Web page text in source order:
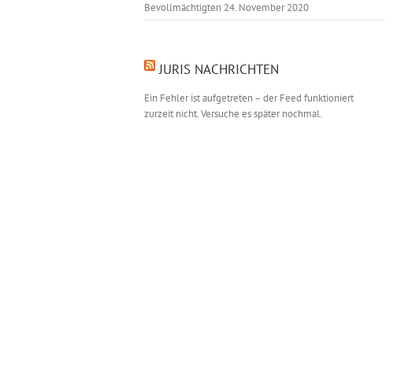
Bevollmächtigten 24. November 2020
JURIS NACHRICHTEN
Ein Fehler ist aufgetreten – der Feed funktioniert
zurzeit nicht. Versuche es später nochmal.